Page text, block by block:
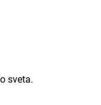
sveta.